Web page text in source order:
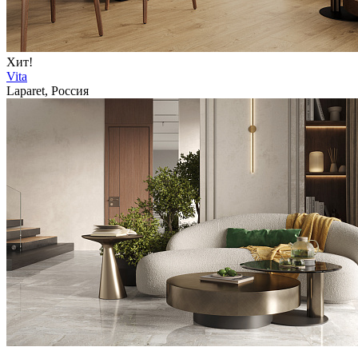
Хит!
Vita
Laparet, Россия